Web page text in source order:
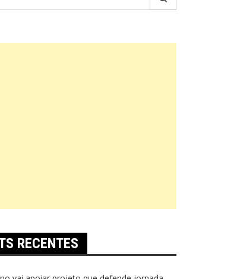
RECENTES